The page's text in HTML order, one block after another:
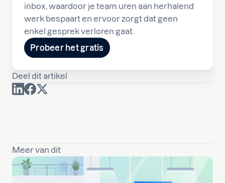
inbox, waardoor je team uren aan herhalend
werk bespaart en ervoor zorgt dat geen
enkel gesprek verloren gaat.
Probeer het gratis
Deel dit artikel
Meer van dit